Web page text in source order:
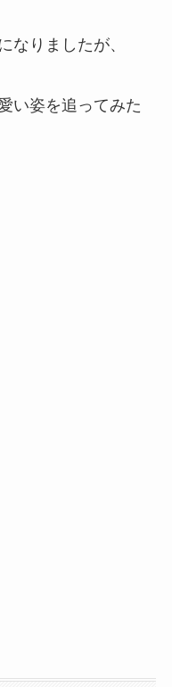
なりましたが、
い姿を追ってみた